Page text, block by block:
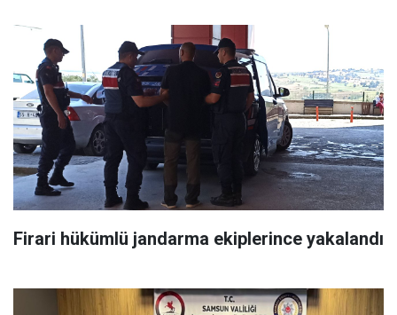
Firari hükümlü jandarma ekiplerince yakalandı